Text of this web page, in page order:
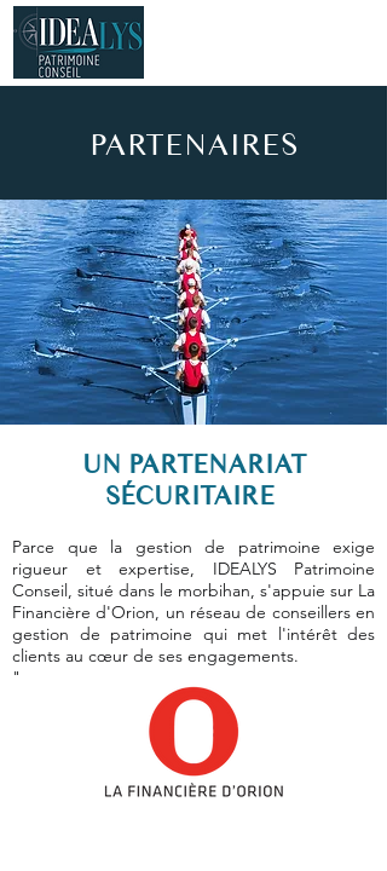
PARTENAIRES
UN PARTENARIAT
SÉCURITAIRE
Parce que la gestion de patrimoine exige
rigueur et expertise, IDEALYS Patrimoine
Conseil, situé dans le morbihan, s'appuie sur La
Financière d'Orion, un réseau de conseillers en
gestion de patrimoine qui met l'intérêt des
clients au cœur de ses engagements.
"